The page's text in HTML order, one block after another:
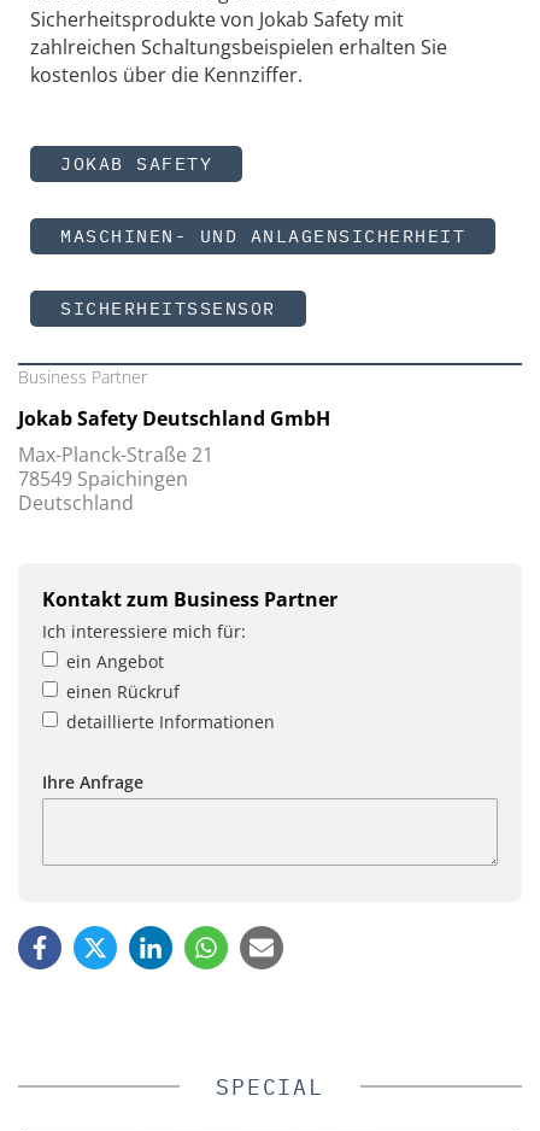
Sicherheitsprodukte von Jokab Safety mit
zahlreichen Schaltungsbeispielen erhalten Sie
kostenlos über die Kennziffer.
JOKAB SAFETY
MASCHINEN- UND ANLAGENSICHERHEIT
SICHERHEITSSENSOR
Business Partner
Jokab Safety Deutschland GmbH
Max-Planck-Straße 21
78549 Spaichingen
Deutschland
Kontakt zum Business Partner
Ich interessiere mich für:
ein Angebot
einen Rückruf
detaillierte Informationen
Ihre Anfrage
SPECIAL